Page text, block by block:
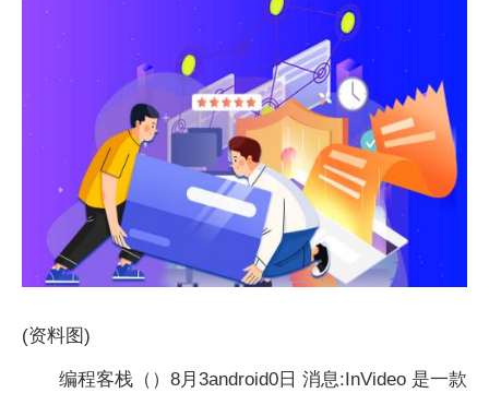
(资料图)
编程客栈（）8月3android0日 消息:InVideo 是一款